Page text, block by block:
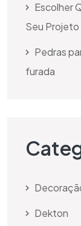
Escolher
Seu Projeto
Pedras
furada
Dekton